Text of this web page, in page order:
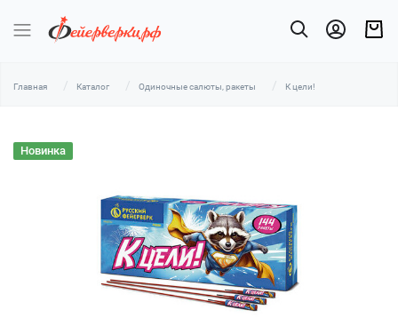
Главная Каталог Одиночные салюты, ракеты К цели!
Новинка